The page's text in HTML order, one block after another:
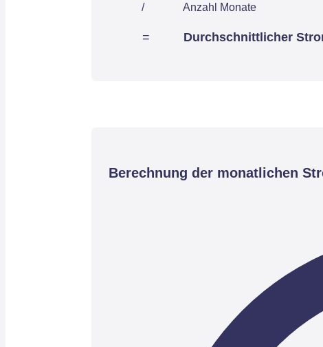
/ Anzahl Monate
= Durchschnittlicher
Berechnung der monatlichen